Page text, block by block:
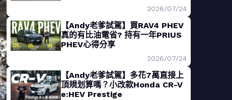
2026/07/24
【Andy老爹試駕】買RAV4 PHEV
真的有比油電省? 持有一年PRIUS
PHEV心得分享
2026/07/24
【Andy老爹試駕】多花7萬直接上
頂規划算嗎？小改款Honda CR-V
e:HEV Prestige